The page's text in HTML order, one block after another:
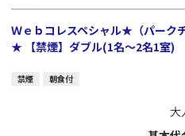
Ｗｅｂコレスペシャル★（パーク
★ 【禁煙】ダブル(1名～2名1室)
禁煙 朝食付
大